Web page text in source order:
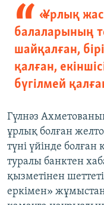
«Ұрлық
балаларының
шайқалған,
қалған,
бүгілмей
Гүлнәз
ұрлық болған
түні үйінде
туралы банктен
қызметінен
еркімен»